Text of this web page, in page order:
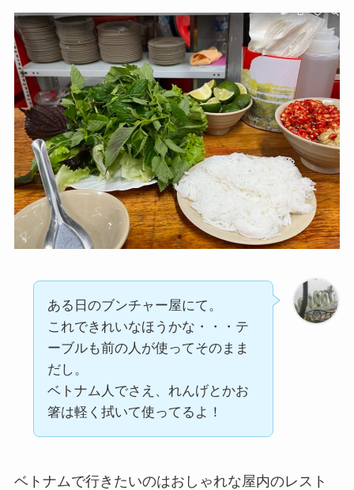
ある日のブンチャー屋にて。
これできれいなほうかな・・・テ
ーブルも前の人が使ってそのまま
だし。
ベトナム人でさえ、れんげとかお
箸は軽く拭いて使ってるよ！
ベトナムで行きたいのはおしゃれな屋内のレスト